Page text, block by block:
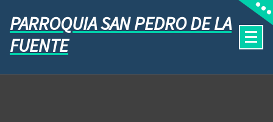
PARROQUIA SAN PEDRO DE LA
FUENTE